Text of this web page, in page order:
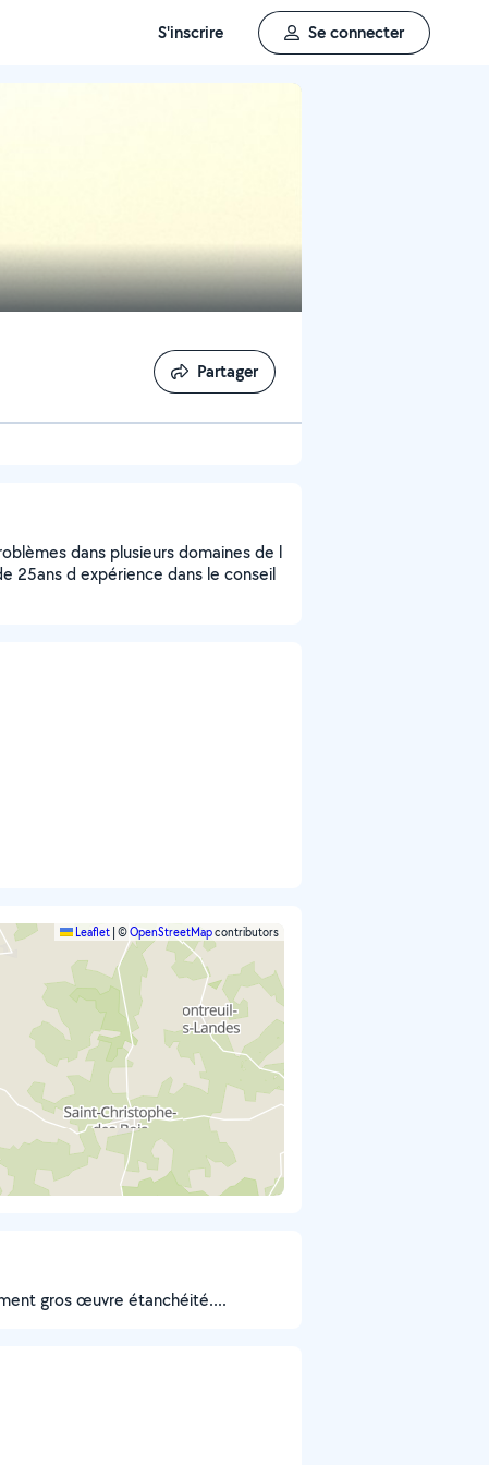
S'inscrire Se connecter
Partager
Partager
dans plusieurs domaines de l
25ans d expérience dans le conseil
Leaflet ©OpenStreetMapcontributors
gros œuvre étanchéité....